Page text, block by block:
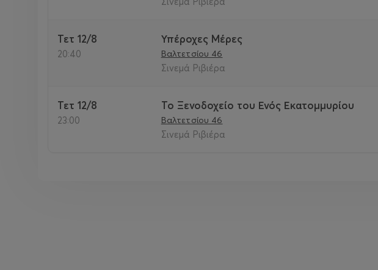
Τετ 12/8
20:40
Υπέροχες Μέρες
Βαλτετσίου 46
Σινεμά Ριβιέρα
Τετ 12/8
23:00
Το Ξενοδοχείο του Ενός Εκατομμυρίου
Βαλτετσίου 46
Σινεμά Ριβιέρα